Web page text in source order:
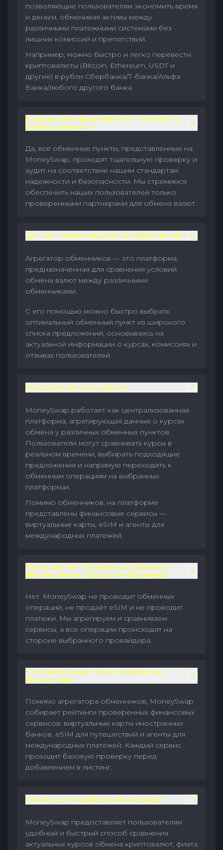
позволяющие пользователям экономить время
и деньги, обменивая активы между
различными платежными системами без
лишних комиссий и препятствий.
Например, можно быстро и легко перевести
криптовалюты (Bitcoin, Ethereum, USDT и
другие) в рубли Сбербанка/Т-банка/Альфа
Банка/любого другого банка.
Всем ли обменным пунктам MoneySwap
можно доверять?
Да, все обменные пункты, представленные на
MoneySwap, проходят тщательную проверку и
аудит на соответствие нашим стандартам
надежности и безопасности. Мы стремимся
обеспечить наших пользователей только
проверенными партнерами для обмена валют.
Для чего нужен агрегатор обменников?
Агрегатор обменников — это платформа,
предназначенная для сравнения условий
обмена валют между различными
обменниками.
С его помощью можно быстро выбрать
оптимальный обменный пункт из широкого
списка предложений, основываясь на
актуальной информации о курсах, комиссиях и
отзывах пользователей.
Как работает MoneySwap?
MoneySwap работает как централизованная
платформа, агрегирующая данные о курсах
обмена у различных обменных пунктов.
Пользователи могут сравнивать курсы в
реальном времени, выбирать подходящие
предложения и напрямую переходить к
обменным операциям на выбранных
платформах.
Помимо обменников, на платформе
представлены финансовые сервисы —
виртуальные карты, eSIM и агенты для
международных платежей.
Проводит ли MoneySwap операции с
финансовыми сервисами напрямую?
Нет. MoneySwap не проводит обменных
операций, не продаёт eSIM и не проводит
платежи. Мы агрегируем и сравниваем
сервисы, а все операции происходят на
стороне выбранного провайдера.
Что такое финансовые сервисы на
MoneySwap?
Помимо агрегатора обменников, MoneySwap
собирает рейтинги проверенных финансовых
сервисов: виртуальные карты иностранных
банков, eSIM для путешествий и агенты для
международных платежей. Каждый сервис
проходит базовую проверку перед
добавлением в листинг.
Почему стоит выбрать MoneySwap?
MoneySwap предоставляет пользователям
удобный и быстрый способ сравнения
актуальных курсов обмена криптовалют, фиата